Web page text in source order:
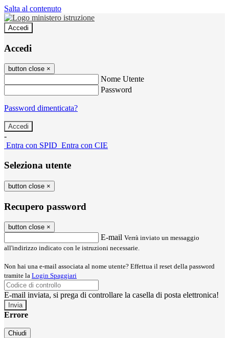
Salta al contenuto
Accedi
Accedi
button close ×
Nome Utente
Password
Password dimenticata?
-
Entra con SPID Entra con CIE
Seleziona utente
button close ×
Recupero password
button close ×
E-mail Verrà inviato un messaggio
all'indirizzo indicato con le istruzioni necessarie.
Non hai una e-mail associata al nome utente? Effettua il reset della password
tramite la Login Spaggiari
E-mail inviata, si prega di controllare la casella di posta elettronica!
Errore
Chiudi